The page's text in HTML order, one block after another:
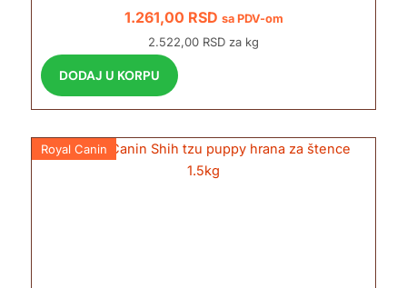
1.261,00 RSD sa PDV-om
2.522,00 RSD za kg
DODAJ U KORPU
Royal Canin